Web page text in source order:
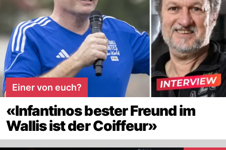
Einer von euch?
«Infantinos bester Freund im
Wallis ist der Coiffeur»